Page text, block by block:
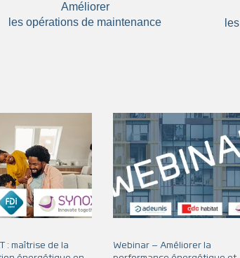
Améliorer
les opérations de maintenance
: maîtrise de la
Webinar – Améliorer la